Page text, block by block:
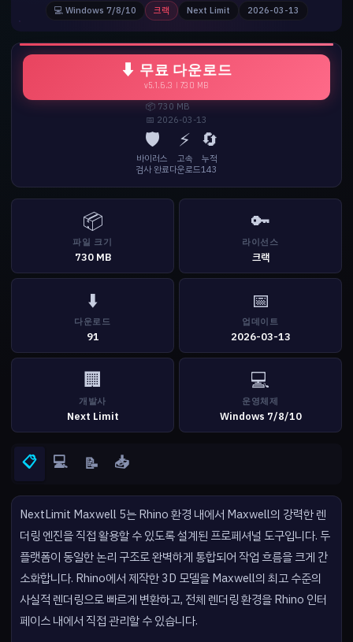
💻 Windows 7/8/10 크랙 Next Limit 2026-03-13
⬇ 무료 다운로드
v5.1.6.3 | 730 MB
📦 730 MB
📅 2026-03-13
🛡️
바이러스
검사 완료
⚡
고속
다운로드
🔄
누적
143
📦
파일 크기
730 MB
🔑
라이선스
크랙
⬇️
다운로드
91
📅
업데이트
2026-03-13
🏢
개발사
Next Limit
💻
운영체제
Windows 7/8/10
📋 💻 📝 📥
NextLimit Maxwell 5는 Rhino 환경 내에서 Maxwell의 강력한 렌
더링 엔진을 직접 활용할 수 있도록 설계된 프로페셔널 도구입니다. 두
플랫폼이 동일한 논리 구조로 완벽하게 통합되어 작업 흐름을 크게 간
소화합니다. Rhino에서 제작한 3D 모델을 Maxwell의 최고 수준의
사실적 렌더링으로 빠르게 변환하고, 전체 렌더링 환경을 Rhino 인터
페이스 내에서 직접 관리할 수 있습니다.